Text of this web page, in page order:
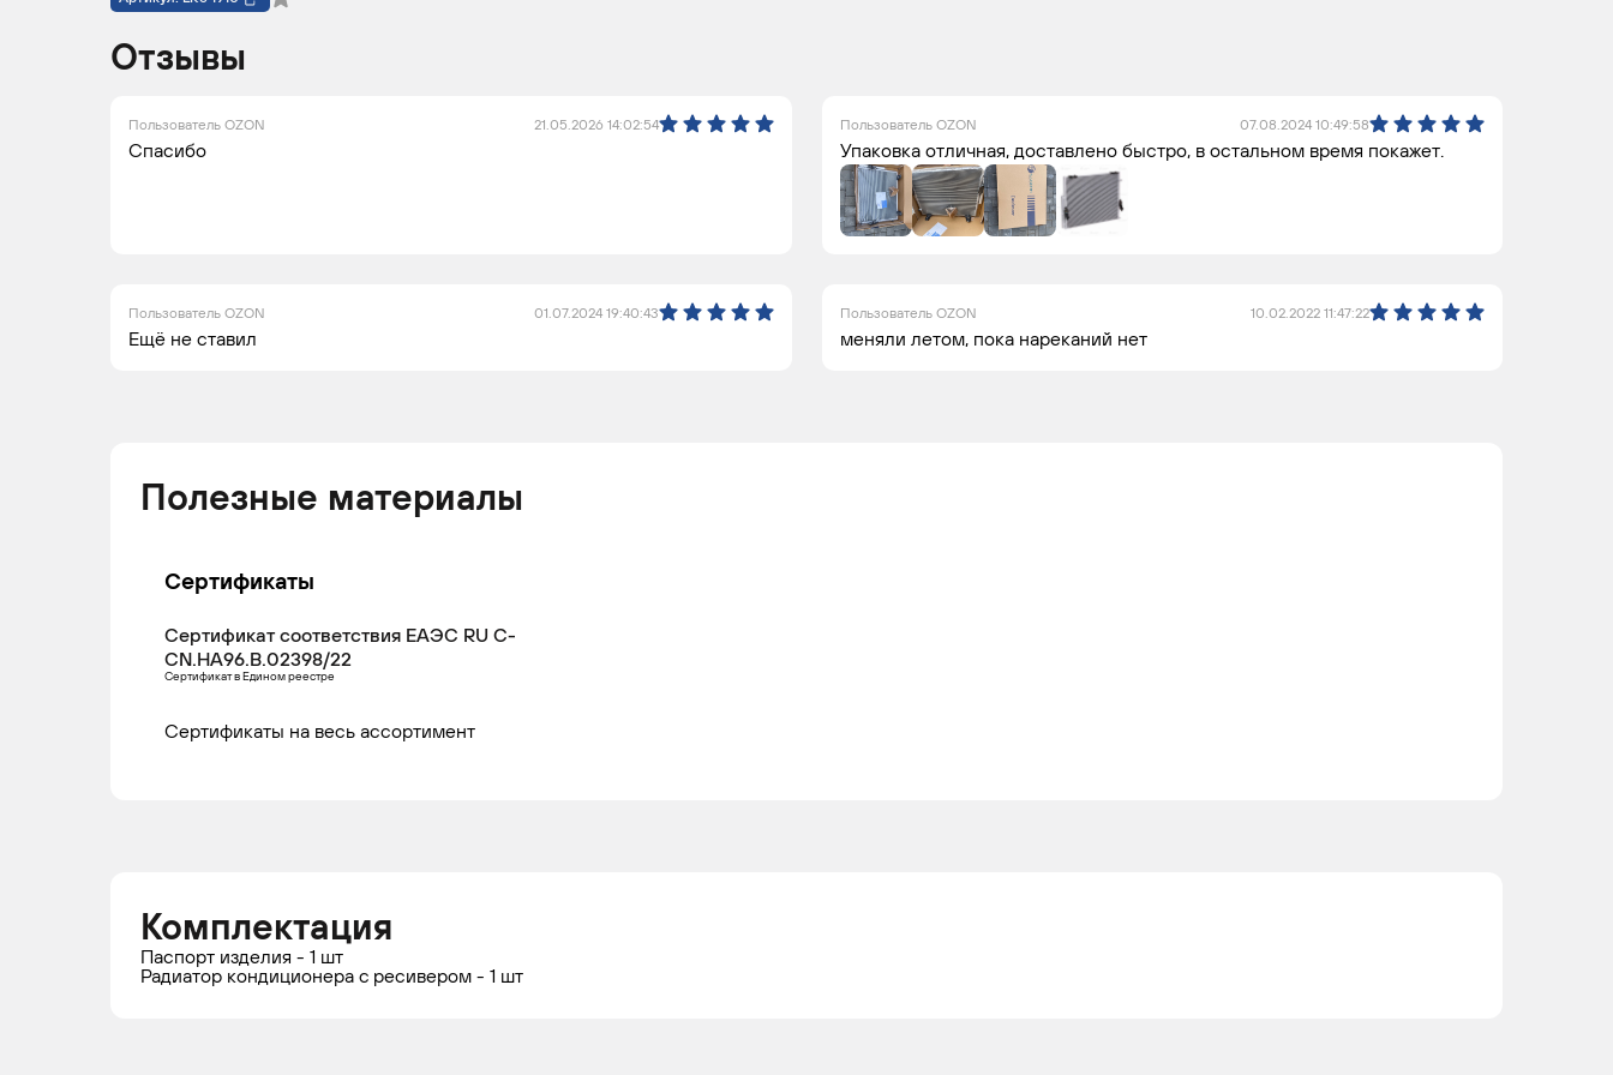
Отзывы
Пользователь OZON 21.05.2026 14:02:54
Спасибо
Пользователь OZON 07.08.2024 10:49:58
Упаковка отличная, доставлено быстро, в остальном время покажет.
Пользователь OZON 01.07.2024 19:40:43
Ещё не ставил
Пользователь OZON 10.02.2022 11:47:22
меняли летом, пока нареканий нет
Полезные материалы
Сертификаты
Сертификат соответствия ЕАЭС RU С-
CN.НА96.В.02398/22
Сертификат в Едином реестре
Сертификаты на весь ассортимент
Комплектация
Паспорт изделия - 1 шт
Радиатор кондиционера c ресивером - 1 шт